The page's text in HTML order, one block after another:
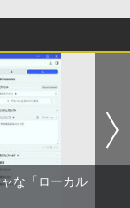
最大36時間再生 ぶ
ENCノイズキャン
Type-C充電 マイク
整 スポーツ/通勤/通
Buds 8 Lite ワイヤ
ミリリットル (Sm
藤園 磨かれて、澄
ラベルレス [ ケース
買い ] [ ストック
クロ版 39 (ジャンプ
な「ローカル